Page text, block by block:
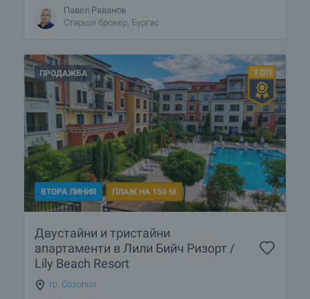
Павел Раванов
Старши брокер, Бургас
ПРОДАЖБА
ВТОРА ЛИНИЯ ПЛАЖ НА 150 М
Двустайни и тристайни
апартаменти в Лили Бийч Ризорт /
Lily Beach Resort
гр. Созопол